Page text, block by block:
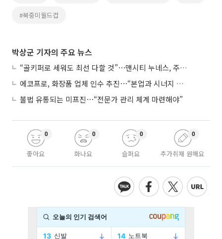
#북중미월드컵
박상군 기자의 주요 뉴스
“골키퍼로 세워도 최선 다할 것”⋯맨시티 누네스, 주전 경쟁 각오
에코프로, 화장품 업체 인수 추진⋯“본업과 시너지 부족”
불법 유통되는 미프진⋯“전문가 관리 체계 마련해야”
좋아요
0
화나요
0
슬퍼요
0
추가취재 원해요
0